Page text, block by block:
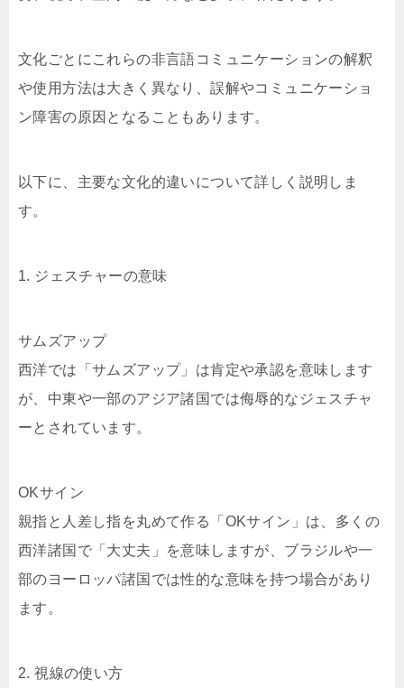
文化ごとにこれらの非言語コミュニケーションの解釈
や使用方法は大きく異なり、誤解やコミュニケーショ
ン障害の原因となることもあります。
以下に、主要な文化的違いについて詳しく説明しま
す。
1. ジェスチャーの意味
サムズアップ
西洋では「サムズアップ」は肯定や承認を意味します
が、中東や一部のアジア諸国では侮辱的なジェスチャ
ーとされています。
OKサイン
親指と人差し指を丸めて作る「OKサイン」は、多くの
西洋諸国で「大丈夫」を意味しますが、ブラジルや一
部のヨーロッパ諸国では性的な意味を持つ場合があり
ます。
2. 視線の使い方